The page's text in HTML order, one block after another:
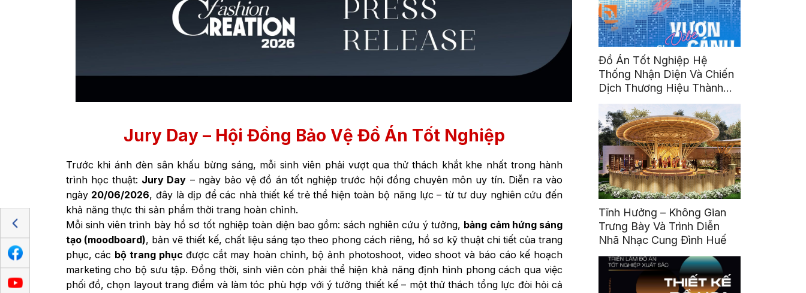
Jury Day – Hội Đồng Bảo Vệ Đồ Án Tốt Nghiệp
Trước khi ánh đèn sân khấu bừng sáng, mỗi sinh viên phải vượt qua thử thách khắt khe nhất trong hành
trình học thuật: Jury Day – ngày bảo vệ đồ án tốt nghiệp trước hội đồng chuyên môn uy tín. Diễn ra vào
ngày 20/06/2026, đây là dịp để các nhà thiết kế trẻ thể hiện toàn bộ năng lực – từ tư duy nghiên cứu đến
khả năng thực thi sản phẩm thời trang hoàn chỉnh.
Mỗi sinh viên trình bày hồ sơ tốt nghiệp toàn diện bao gồm: sách nghiên cứu ý tưởng, bảng cảm hứng sáng
tạo (moodboard), bản vẽ thiết kế, chất liệu sáng tạo theo phong cách riêng, hồ sơ kỹ thuật chi tiết của trang
phục, các bộ trang phục được cắt may hoàn chỉnh, bộ ảnh photoshoot, video shoot và báo cáo kế hoạch
marketing cho bộ sưu tập. Đồng thời, sinh viên còn phải thể hiện khả năng định hình phong cách qua việc
phối đồ, chọn layout trang điểm và làm tóc phù hợp với ý tưởng thiết kế – một thử thách tổng lực đòi hỏi cả
Đồ Án Tốt Nghiệp Hệ
Thống Nhận Diện Và Chiến
Dịch Thương Hiệu Thành
Phố Hồ Chí Minh
Tĩnh Hưởng – Không Gian
Trưng Bày Và Trình Diễn
Nhã Nhạc Cung Đình Huế